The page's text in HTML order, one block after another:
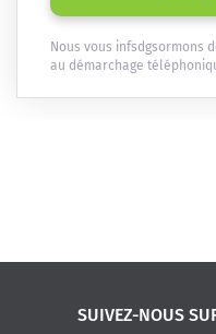
Nous vous infsdgsormons
au démarchage
SUIVEZ-NOUS